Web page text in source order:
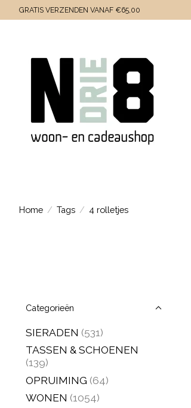
GRATIS VERZENDEN VANAF €65,00
Home / Tags / 4 rolletjes
Categorieën
SIERADEN (531)
TASSEN & SCHOENEN
(139)
OPRUIMING (64)
WONEN (1054)